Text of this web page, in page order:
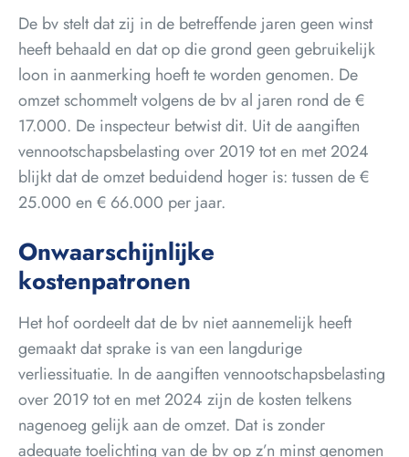
De bv stelt dat zij in de betreffende jaren geen winst
heeft behaald en dat op die grond geen gebruikelijk
loon in aanmerking hoeft te worden genomen. De
omzet schommelt volgens de bv al jaren rond de €
17.000. De inspecteur betwist dit. Uit de aangiften
vennootschapsbelasting over 2019 tot en met 2024
blijkt dat de omzet beduidend hoger is: tussen de €
25.000 en € 66.000 per jaar.
Onwaarschijnlijke
kostenpatronen
Het hof oordeelt dat de bv niet aannemelijk heeft
gemaakt dat sprake is van een langdurige
verliessituatie. In de aangiften vennootschapsbelasting
over 2019 tot en met 2024 zijn de kosten telkens
nagenoeg gelijk aan de omzet. Dat is zonder
adequate toelichting van de bv op z’n minst genomen